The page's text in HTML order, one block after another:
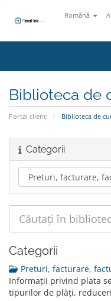
Română
Biblioteca de
Portal clienți Biblioteca de
Categorii
Categorii
Preturi, facturare,
Informații privind plata
tipurilor de plăți,